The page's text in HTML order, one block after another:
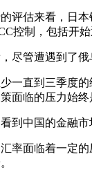
评估来看，日
控制，包括开
尽管遭遇到了
一直到三季度
面临的压力始
到中国的金融
率面临着一定